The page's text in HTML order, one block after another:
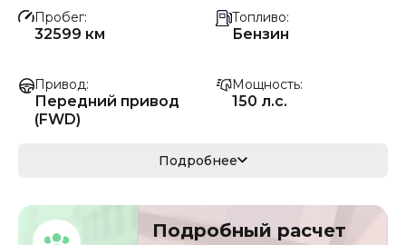
Пробег
32599 км
Топливо
Бензин
Привод
Передний привод
(FWD)
Мощность
150 л.с.
110 кВ
Кузов
седан/хэтчбек 1.4 л
Подробнее
Подробный расчет